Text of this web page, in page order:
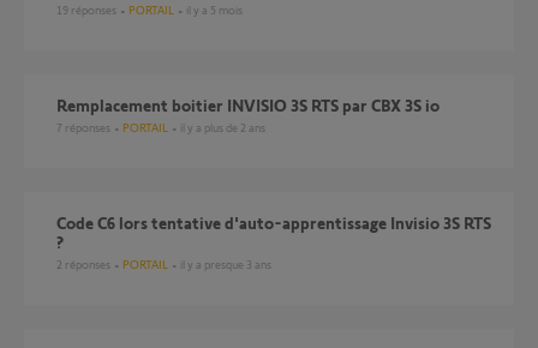
19 réponses PORTAIL il y a 5 mois
Remplacement boitier INVISIO 3S RTS par CBX 3S io
7 réponses PORTAIL il y a plus de 2 ans
Code C6 lors tentative d'auto-apprentissage Invisio 3S RTS
?
2 réponses PORTAIL il y a presque 3 ans